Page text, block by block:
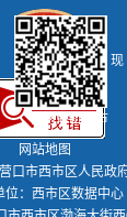
现
代河海新西市
网站地图
营口市西市区人民政
位：西市区数据中心